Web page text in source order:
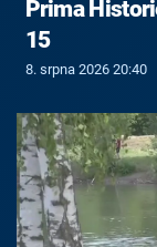
Prima
15
8. srpna 2026 20:40